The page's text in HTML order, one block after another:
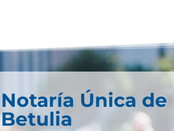
Notaría Única de
Betulia